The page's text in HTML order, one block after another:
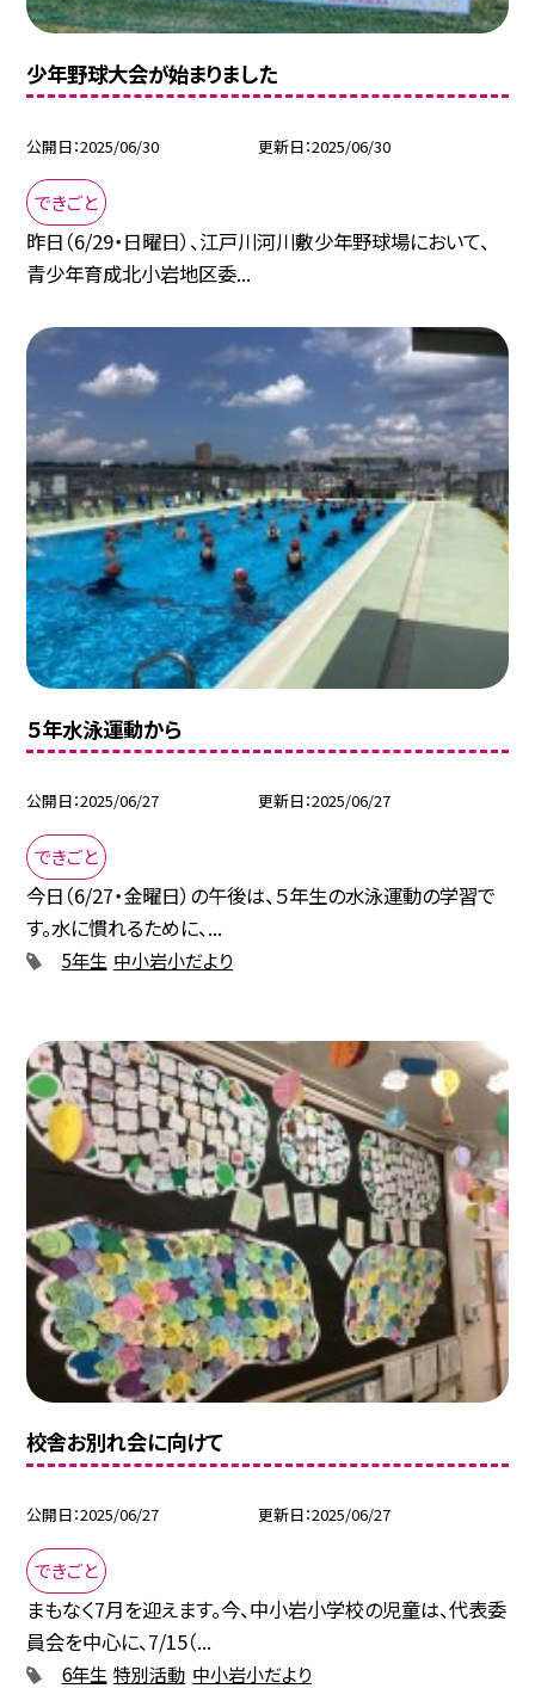
少年野球大会が始まりました
公開日 2025/06/30 更新日 2025/06/30
できごと
昨日（6/29・日曜日）、江戸川河川敷少年野球場において、
青少年育成北小岩地区委...
５年水泳運動から
公開日 2025/06/27 更新日 2025/06/27
できごと
今日（6/27・金曜日）の午後は、５年生の水泳運動の学習で
す。水に慣れるために、...
5年生 中小岩小だより
校舎お別れ会に向けて
公開日 2025/06/27 更新日 2025/06/27
できごと
まもなく7月を迎えます。今、中小岩小学校の児童は、代表委
員会を中心に、7/15（...
6年生 特別活動 中小岩小だより